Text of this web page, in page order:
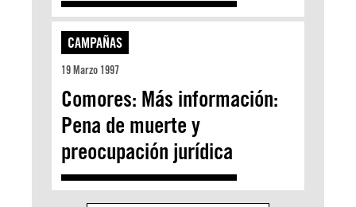
CAMPAÑAS
19 Marzo 1997
Comores: Más información:
Pena de muerte y
preocupación jurídica